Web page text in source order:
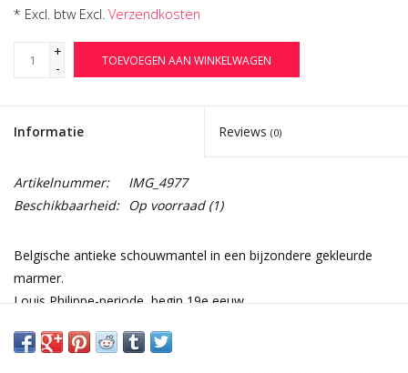
* Excl. btw Excl. Verzendkosten
+
-
TOEVOEGEN AAN WINKELWAGEN
Informatie Reviews (0)
Artikelnummer:
IMG_4977
Beschikbaarheid: Op voorraad(1)
Belgische antieke schouwmantel in een bijzondere gekleurde
marmer.
Louis Philippe-periode, begin 19e eeuw.
140 cm Buitenbreedte 55,12 Inch